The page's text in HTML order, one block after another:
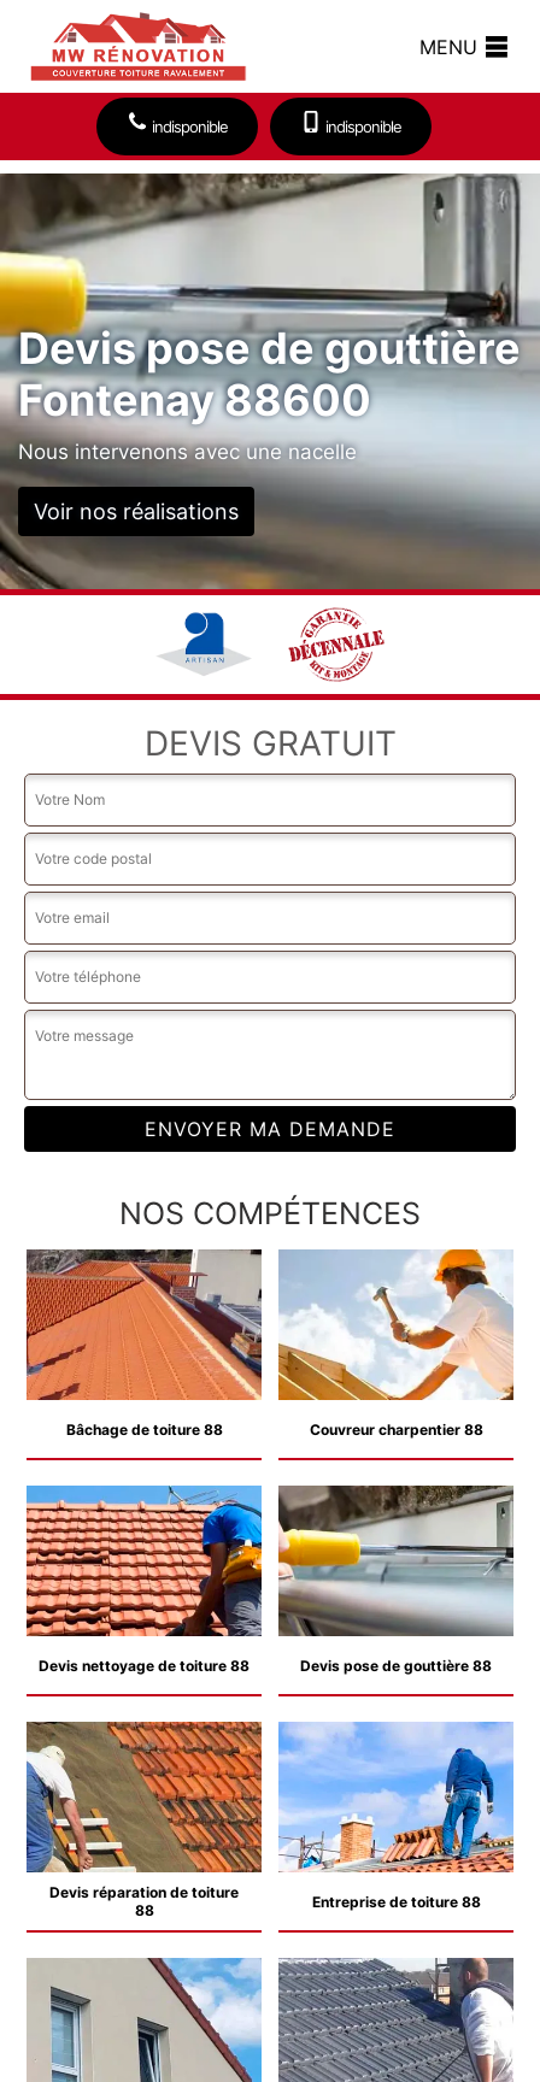
MENU
indisponible indisponible
Devis pose de gouttière
Fontenay 88600
Nous intervenons avec une nacelle
Voir nos réalisations
DEVIS GRATUIT
NOS COMPÉTENCES
Bâchage de toiture 88 Couvreur charpentier 88
Devis nettoyage de toiture 88 Devis pose de gouttière 88
Devis réparation de toiture
88
Entreprise de toiture 88